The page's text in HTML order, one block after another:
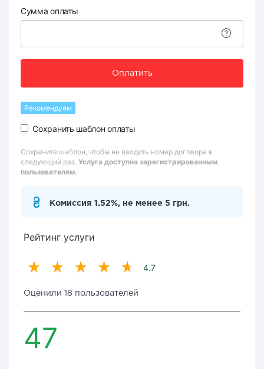
Сумма оплаты
Оплатить
Рекомендуем
Сохранить шаблон оплаты
Сохраните шаблон, чтобы не вводить номер договора в
следующий раз. Услуга доступна зарегистрированным
пользователям.
Комиссия 1.52%, не менее 5 грн.
Рейтинг услуги
4.7
Оценили 18 пользователей
47